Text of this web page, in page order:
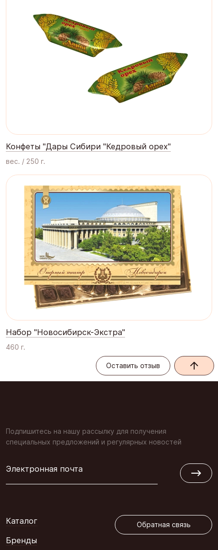
Конфеты "Дары Сибири "Кедровый орех"
вес. / 250 г.
Набор "Новосибирск-Экстра"
460 г.
Оставить отзыв
Подпишитесь на нашу рассылку для получения
специальных предложений и регулярных новостей
Электронная почта
Каталог
Бренды
Обратная связь